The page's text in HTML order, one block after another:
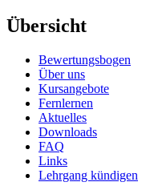
Übersicht
Bewertungsbogen
Über uns
Kursangebote
Fernlernen
Aktuelles
Downloads
FAQ
Links
Lehrgang kündigen